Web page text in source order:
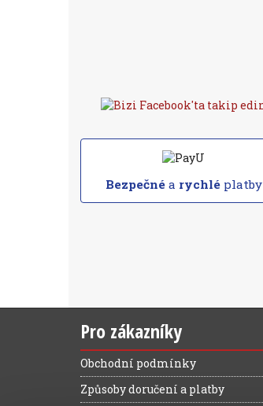
Bezpečnéa rychléplatby
Pro zákazníky
Obchodní podmínky
Způsoby doručení a platby